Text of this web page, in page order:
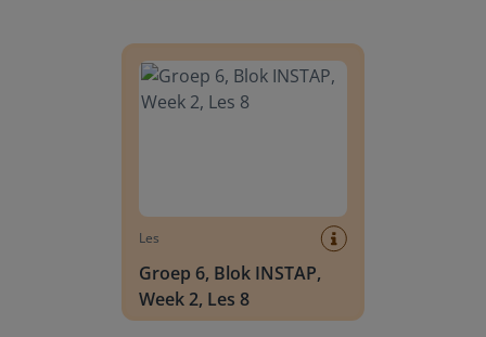
Les
Groep 6, Blok INSTAP,
Week 2, Les 8